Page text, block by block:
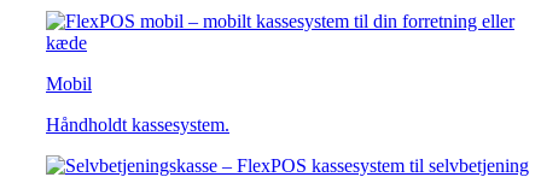
Mobil
Håndholdt kassesystem.